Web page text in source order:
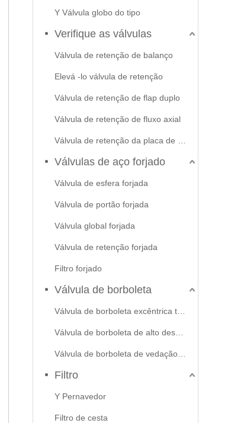
Y Válvula globo do tipo
Verifique as válvulas
Válvula de retenção de balanço
Elevá -lo válvula de retenção
Válvula de retenção de flap duplo
Válvula de retenção de fluxo axial
Válvulas de aço forjado
Válvula de esfera forjada
Válvula de portão forjada
Válvula global forjada
Válvula de retenção forjada
Filtro forjado
Válvula de borboleta
Filtro
Y Pernavedor
Filtro de cesta